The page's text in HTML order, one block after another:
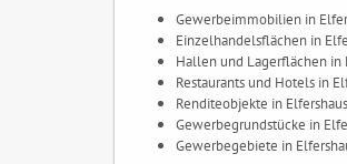
Gewerbeimmobilien in
Einzelhandelsflächen in
Hallen und Lagerflächen in
Restaurants und Hotels in
Renditeobjekte in
Gewerbegrundstücke in
Gewerbegebiete in